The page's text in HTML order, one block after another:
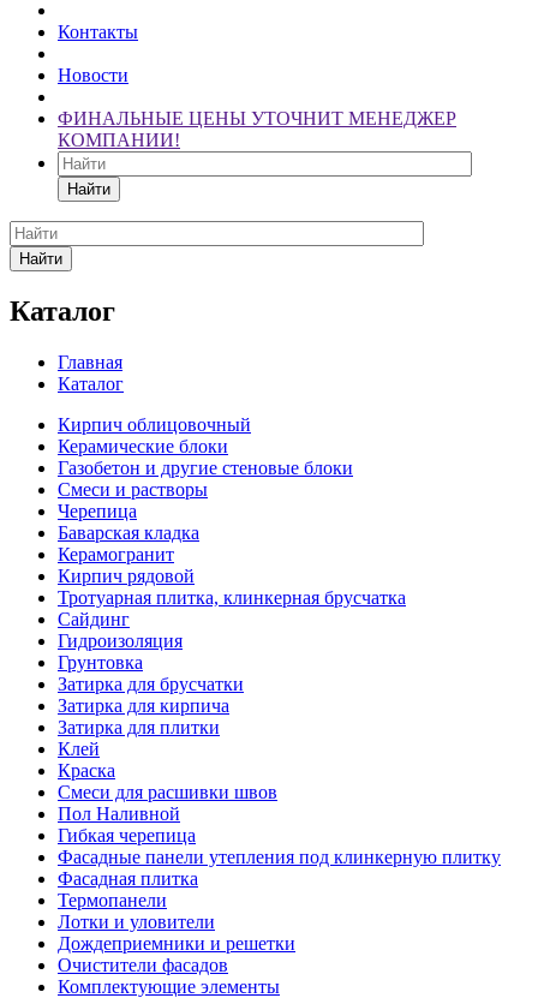
Контакты
Новости
ФИНАЛЬНЫЕ ЦЕНЫ УТОЧНИТ МЕНЕДЖЕР
КОМПАНИИ!
Найти
Найти
Каталог
Главная
Каталог
Кирпич облицовочный
Керамические блоки
Газобетон и другие стеновые блоки
Смеси и растворы
Черепица
Баварская кладка
Керамогранит
Кирпич рядовой
Тротуарная плитка, клинкерная брусчатка
Сайдинг
Гидроизоляция
Грунтовка
Затирка для брусчатки
Затирка для кирпича
Затирка для плитки
Клей
Краска
Смеси для расшивки швов
Пол Наливной
Гибкая черепица
Фасадные панели утепления под клинкерную плитку
Фасадная плитка
Термопанели
Лотки и уловители
Дождеприемники и решетки
Очистители фасадов
Комплектующие элементы